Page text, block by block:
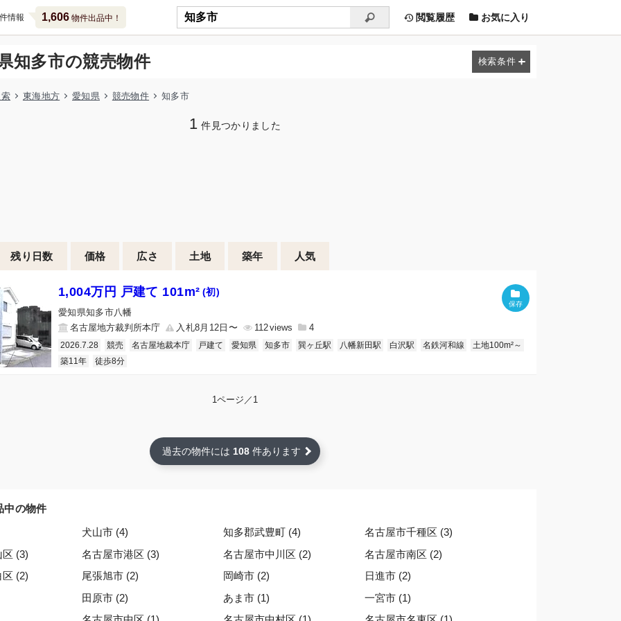
情報 1,606物件出品中！ 閲覧履歴 お気に入り
知多市の競売物件
東海地方 愛知県 競売物件 知多市
1 件見つかりました
残り日数 価格 広さ 土地 築年 人気
1,004万円 戸建て 101m² (初)
愛知県知多市八幡
名古屋地方裁判所本庁
入札8月12日〜 112 4
2026.7.28 競売 名古屋地裁本庁 戸建て 愛知県 知多市 巽ヶ丘駅 八幡新田駅 白沢駅 名鉄河和線
土地100m²～
築11年
徒歩8分
1ページ／1
過去の物件には 108 件あります
中の物件
犬山市 (4) 知多郡武豊町 (4)
名古屋市千種区 (3)
(3)
名古屋市港区 (3) 名古屋市中川区 (2)
名古屋市南区 (2)
(2)
尾張旭市 (2) 岡崎市 (2)
日進市 (2)
田原市 (2)
あま市 (1)
一宮市 (1)